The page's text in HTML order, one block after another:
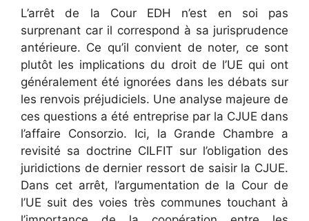
L’arrêt de la Cour EDH n’est en soi pas
surprenant car il correspond à sa jurisprudence
antérieure. Ce qu’il convient de noter, ce sont
plutôt les implications du droit de l’UE qui ont
généralement été ignorées dans les débats sur
les renvois préjudiciels. Une analyse majeure de
ces questions a été entreprise par la CJUE dans
l’affaire Consorzio. Ici, la Grande Chambre a
revisité sa doctrine CILFIT sur l’obligation des
juridictions de dernier ressort de saisir la CJUE.
Dans cet arrêt, l’argumentation de la Cour de
l’UE suit des voies très communes touchant à